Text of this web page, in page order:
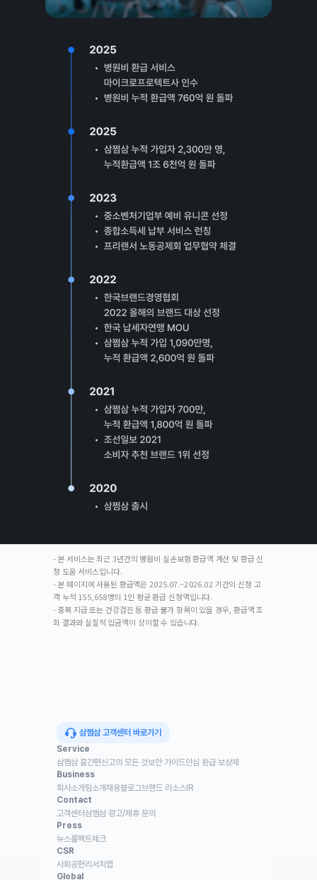
- 본 서비스는 최근 3년간의 병원비 실손보험 환급액 계산 및 환급 신
청 도움 서비스입니다.
- 본 페이지에 사용된 환급액은 2025.07.~2026.02 기간의 신청 고
객 누적 155,658명의 1인 평균 환급 신청액입니다.
- 중복 지급 또는 건강검진 등 환급 불가 항목이 있을 경우, 환급액 조
회 결과와 실질적 입금액이 상이할 수 있습니다.